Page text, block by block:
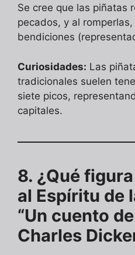
Se cree que las piñatas
pecados, y al
bendiciones
Curiosidades: Las
tradicionales suelen
siete picos,
capitales.
8. ¿Qué
al Espíritu de
“Un cuento
Charles